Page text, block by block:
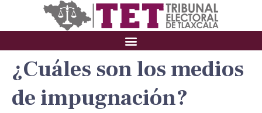
¿Cuáles son los medios
de impugnación?